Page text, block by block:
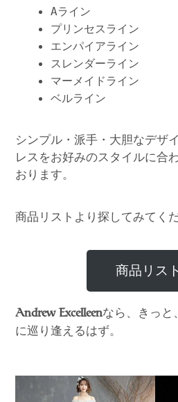
Aライン
プリンセスライン
エンパイアライン
スレンダーライン
マーメイドライン
ベルライン
シンプル・派手・大胆なデザ
レスをお好みのスタイルに合
おります。
商品リストより探してみてくだ
商品リス
Andrew Excelleenなら、きっと
に巡り逢えるはず。